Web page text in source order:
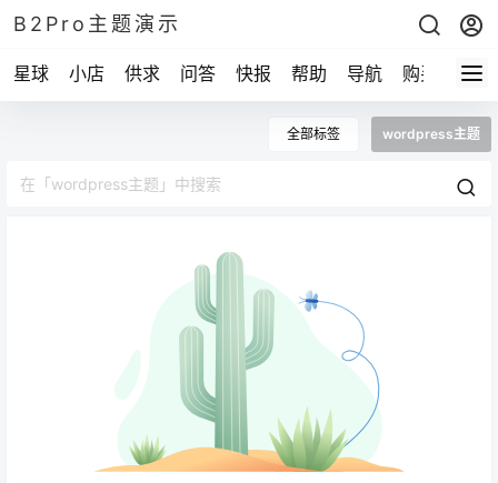
B2Pro主题演示
星球 小店 供求 问答 快报 帮助 导航 购买
全部标签 wordpress主题